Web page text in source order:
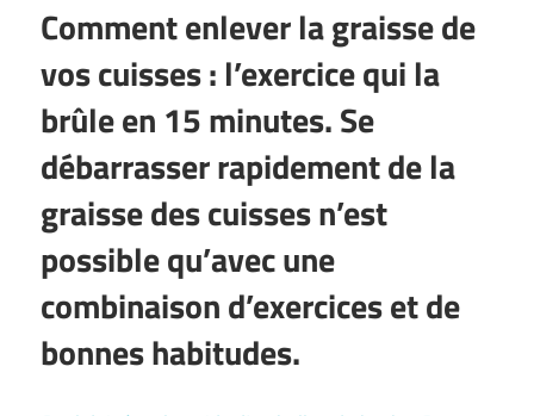
Comment enlever la graisse de
vos cuisses : l’exercice qui la
brûle en 15 minutes. Se
débarrasser rapidement de la
graisse des cuisses n’est
possible qu’avec une
combinaison d’exercices et de
bonnes habitudes.